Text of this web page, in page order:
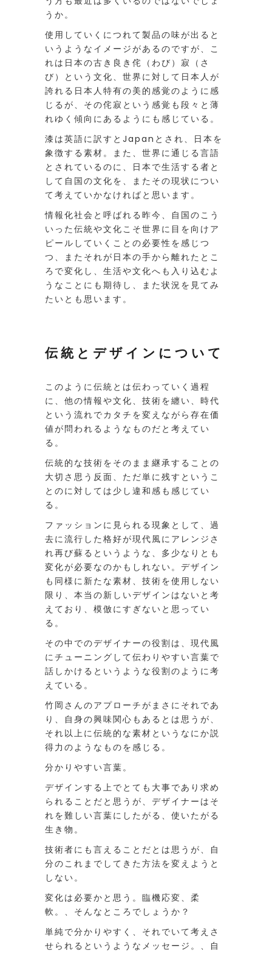
うか。
使用していくにつれて製品の味が出ると
いうようなイメージがあるのですが、こ
れは日本の古き良き侘（わび）寂（さ
び）という文化、世界に対して日本人が
誇れる日本人特有の美的感覚のように感
じるが、その侘寂という感覚も段々と薄
れゆく傾向にあるようにも感じている。
漆は英語に訳すとJapanとされ、日本を
象徴する素材。また、世界に通じる言語
とされているのに、日本で生活する者と
して自国の文化を、またその現状につい
て考えていかなければと思います。
情報化社会と呼ばれる昨今、自国のこう
いった伝統や文化こそ世界に目を向けア
ピールしていくことの必要性を感じつ
つ、またそれが日本の手から離れたとこ
ろで変化し、生活や文化へも入り込むよ
うなことにも期待し、また状況を見てみ
たいとも思います。
伝統とデザインについて
このように伝統とは伝わっていく過程
に、他の情報や文化、技術を纏い、時代
という流れでカタチを変えながら存在価
値が問われるようなものだと考えてい
る。
伝統的な技術をそのまま継承することの
大切さ思う反面、ただ単に残すというこ
とのに対しては少し違和感も感じてい
る。
ファッションに見られる現象として、過
去に流行した格好が現代風にアレンジさ
れ再び蘇るというような、多少なりとも
変化が必要なのかもしれない。デザイン
も同様に新たな素材、技術を使用しない
限り、本当の新しいデザインはないと考
えており、模倣にすぎないと思ってい
る。
その中でのデザイナーの役割は、現代風
にチューニングして伝わりやすい言葉で
話しかけるというような役割のように考
えている。
竹岡さんのアプローチがまさにそれであ
り、自身の興味関心もあるとは思うが、
それ以上に伝統的な素材というなにか説
得力のようなものを感じる。
分かりやすい言葉。
デザインする上でとても大事であり求め
られることだと思うが、デザイナーはそ
れを難しい言葉にしたがる、使いたがる
生き物。
技術者にも言えることだとは思うが、自
分のこれまでしてきた方法を変えようと
しない。
変化は必要かと思う。臨機応変、柔
軟。、そんなところでしょうか？
単純で分かりやすく、それでいて考えさ
せられるというようなメッセージ。、自